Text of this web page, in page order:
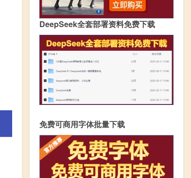
DeepSeek全套部署资料免费下载
免费可商用字体批量下载